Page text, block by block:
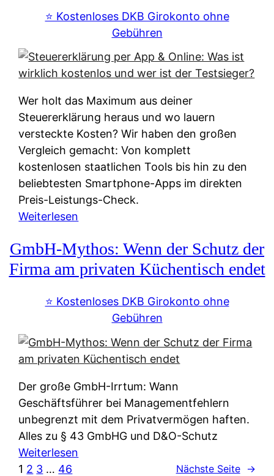
e
u
s
u
n
f
t
e
i
e
W
e
r
s
i
c
h
e
t
g
s
y
t
e
m
M
I
R
:
W
e
u
d
n
w
l
c
h
e
n
⭐️ Kostenloses DKB Girokonto ohne
Gebühren
Wer holt das Maximum aus deiner
Steuererklärung heraus und wo lauern
versteckte Kosten? Wir haben den großen
Vergleich gemacht: Von komplett
kostenlosen staatlichen Tools bis hin zu den
beliebtesten Smartphone-Apps im direkten
Preis-Leistungs-Check.
Weiterlesen
t
e
u
e
r
k
l
ä
u
GmbH-Mythos: Wenn der Schutz der
Firma am privaten Küchentisch endet
⭐️ Kostenloses DKB Girokonto ohne
Gebühren
Der große GmbH-Irrtum: Wann
Geschäftsführer bei Managementfehlern
unbegrenzt mit dem Privatvermögen haften.
Alles zu § 43 GmbHG und D&O-Schutz
Weiterlesen
1 2 3 … 46 Nächste Seite →